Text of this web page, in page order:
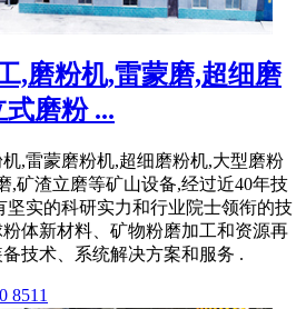
,磨粉机,雷蒙磨,超细磨
磨粉 ...
,雷蒙磨粉机,超细磨粉机,大型磨粉
,矿渣立磨等矿山设备,经过近40年技
坚实的科研实力和行业院士领衔的技
体新材料、矿物粉磨加工和资源再
技术、系统解决方案和服务 .
8511